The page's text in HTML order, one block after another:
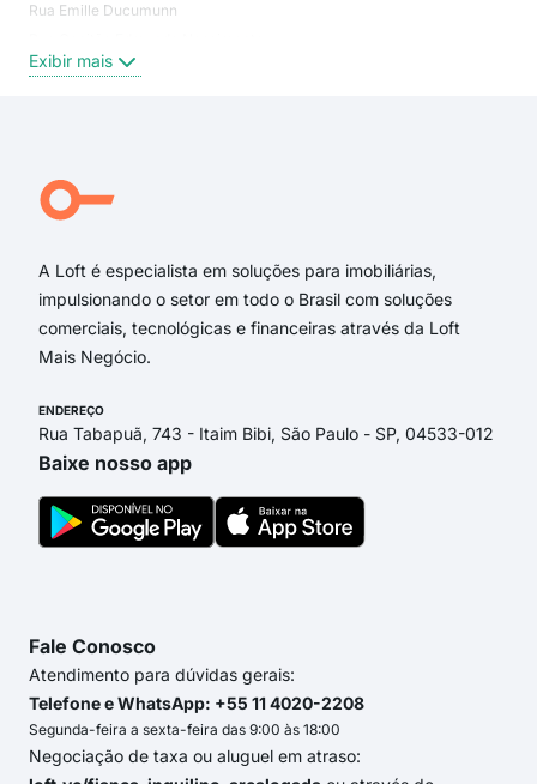
Rua Emille Ducumunn
Rua Prefeito Sebastião Teixeira
Rua Edmundo Bittencourt
Praça Baltazar da Silveira
Exibir mais
A Loft é especialista em soluções para imobiliárias,
impulsionando o setor em todo o Brasil com soluções
comerciais, tecnológicas e financeiras através da Loft
Mais Negócio.
ENDEREÇO
Rua Tabapuã, 743 - Itaim Bibi, São Paulo - SP, 04533-012
Baixe nosso app
Fale Conosco
Atendimento para dúvidas gerais:
Telefone e WhatsApp: +55 11 4020-2208
Segunda-feira a sexta-feira das 9:00 às 18:00
Negociação de taxa ou aluguel em atraso: